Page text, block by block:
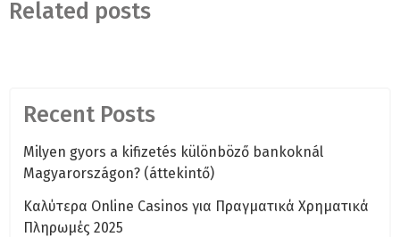
Related posts
Recent Posts
Milyen gyors a kifizetés különböző bankoknál
Magyarországon? (áttekintő)
Καλύτερα Online Casinos για Πραγματικά Χρηματικά
Πληρωμές 2025